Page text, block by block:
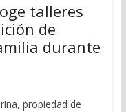
talleres
de
durante
propiedad de